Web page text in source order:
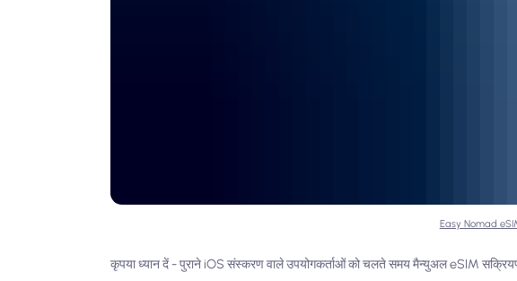
Easy Nomad
कृपया ध्यान दें - पुराने iOS संस्करण वाले उपयोगकर्ताओं को चलते समय मैन्युअल eSIM